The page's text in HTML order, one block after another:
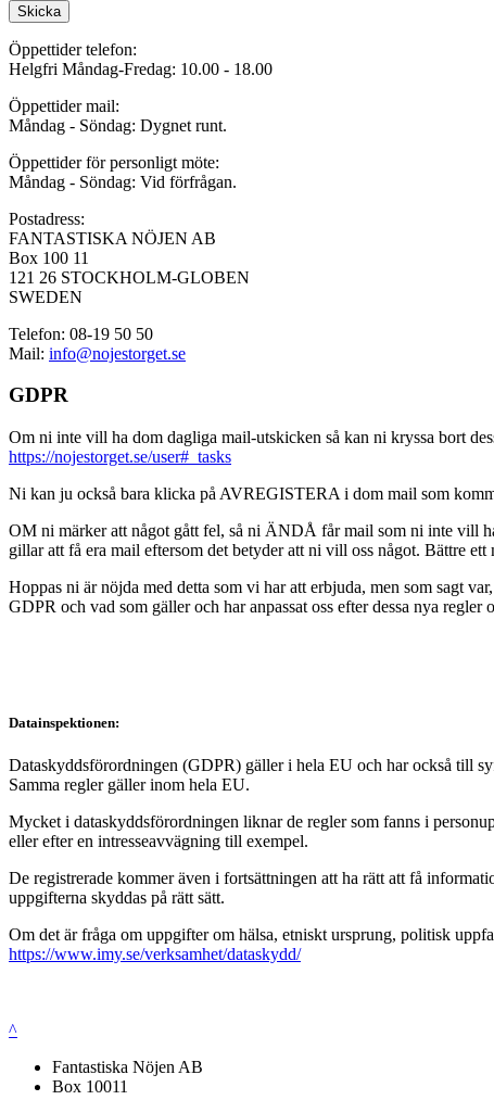
Skicka
Öppettider telefon:
Helgfri Måndag-Fredag: 10.00 - 18.00
Öppettider mail:
Måndag - Söndag: Dygnet runt.
Öppettider för personligt möte:
Måndag - Söndag: Vid förfrågan.
Postadress:
FANTASTISKA NÖJEN AB
Box 100 11
121 26 STOCKHOLM-GLOBEN
SWEDEN
Telefon: 08-19 50 50
Mail: info@nojestorget.se
GDPR
Om ni inte vill ha dom dagliga mail-utskicken så kan ni kryssa bort
https://nojestorget.se/user#_tasks
Ni kan ju också bara klicka på AVREGISTERA i dom mail som
OM ni märker att något gått fel, så ni ÄNDÅ får mail som ni inte vill
gillar att få era mail eftersom det betyder att ni vill oss något. Bättre
Hoppas ni är nöjda med detta som vi har att erbjuda, men som sagt
GDPR och vad som gäller och har anpassat oss efter dessa nya
Datainspektionen:
Dataskyddsförordningen (GDPR) gäller i hela EU och har också till
Samma regler gäller inom hela EU.
Mycket i dataskyddsförordningen liknar de regler som fanns i
eller efter en intresseavvägning till exempel.
De registrerade kommer även i fortsättningen att ha rätt att få
uppgifterna skyddas på rätt sätt.
Om det är fråga om uppgifter om hälsa, etniskt ursprung, politisk
https://www.imy.se/verksamhet/dataskydd/
^
Fantastiska Nöjen AB
Box 10011